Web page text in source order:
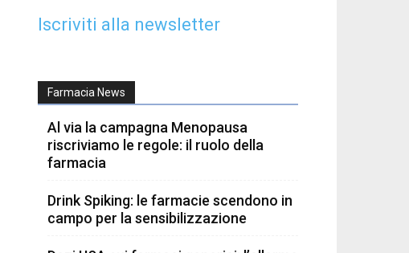
Iscriviti alla newsletter
Farmacia News
Al via la campagna Menopausa
riscriviamo le regole: il ruolo della
farmacia
Drink Spiking: le farmacie scendono in
campo per la sensibilizzazione